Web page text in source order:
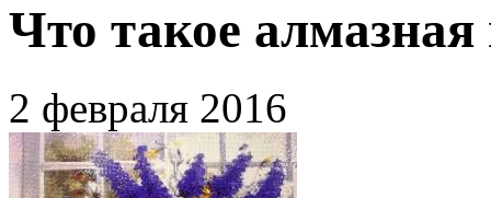
Что такое
2 февраля 2016